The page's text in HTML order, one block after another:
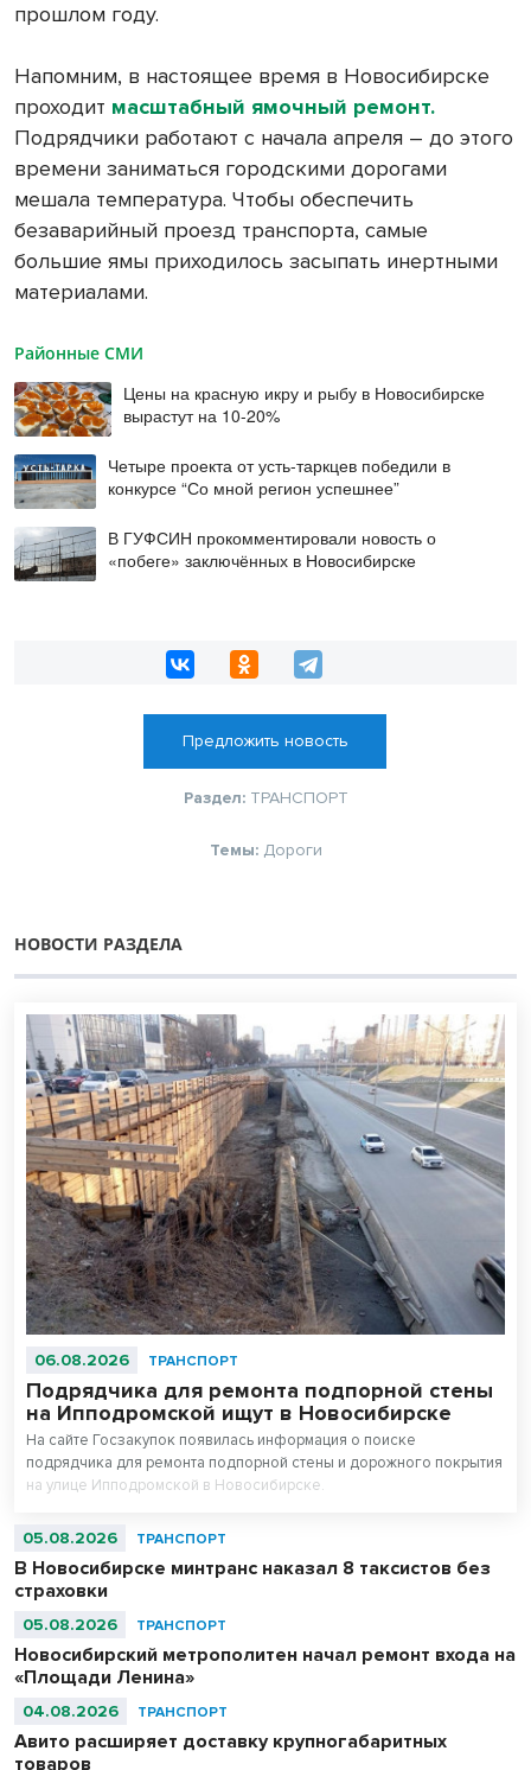
прошлом году.
Напомним, в настоящее время в Новосибирске
проходит масштабный ямочный ремонт.
Подрядчики работают с начала апреля – до этого
времени заниматься городскими дорогами
мешала температура. Чтобы обеспечить
безаварийный проезд транспорта, самые
большие ямы приходилось засыпать инертными
материалами.
Районные СМИ
Цены на красную икру и рыбу в Новосибирске
вырастут на 10-20%
Четыре проекта от усть-таркцев победили в
конкурсе “Со мной регион успешнее”
В ГУФСИН прокомментировали новость о
«побеге» заключённых в Новосибирске
Предложить новость
Раздел: ТРАНСПОРТ
Темы: Дороги
НОВОСТИ РАЗДЕЛА
06.08.2026 ТРАНСПОРТ
Подрядчика для ремонта подпорной стены
на Ипподромской ищут в Новосибирске
На сайте Госзакупок появилась информация о поиске
подрядчика для ремонта подпорной стены и дорожного покрытия
на улице Ипподромской в Новосибирске.
05.08.2026 ТРАНСПОРТ
В Новосибирске минтранс наказал 8 таксистов без
страховки
05.08.2026 ТРАНСПОРТ
Новосибирский метрополитен начал ремонт входа на
«Площади Ленина»
04.08.2026 ТРАНСПОРТ
Авито расширяет доставку крупногабаритных
товаров